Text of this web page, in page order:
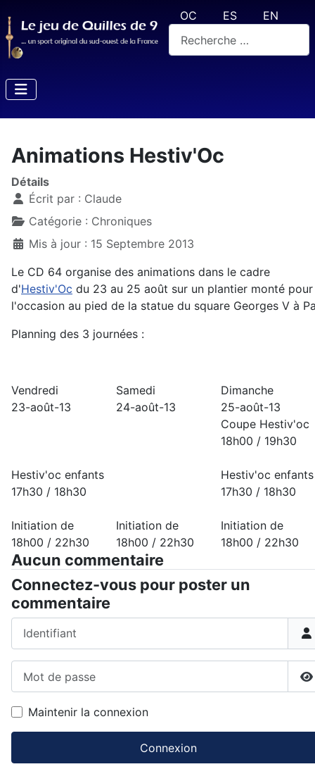
Sélectionnez votre langue
OC ES
EN
Animations Hestiv'Oc
Détails
Écrit par : Claude
Catégorie : Chroniques
Mis à jour : 15 Septembre 2013
Le CD 64 organise des animations dans le cadre
d'Hestiv'Oc du 23 au 25 août sur un plantier monté pour
l'occasion au pied de la statue du square Georges V à
Planning des 3 journées :
Vendredi Samedi
Dimanche
23-août-13
24-août-13
25-août-13
Coupe Hestiv'oc
18h00 / 19h30
Hestiv'oc enfants
Hestiv'oc enfants
17h30 / 18h30
17h30 / 18h30
Initiation de Initiation de
Initiation de
18h00 / 22h30
18h00 / 22h30 18h00 / 22h30
Aucun commentaire
Connectez-vous pour poster un
commentaire
Maintenir la connexion
Connexion